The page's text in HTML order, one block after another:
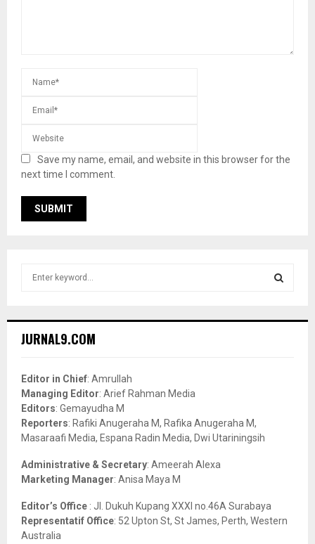
Save my name, email, and website in this browser for the
next time I comment.
h
o
r
:
JURNAL9.COM
Editor in Chief: Amrullah
Managing Editor: Arief Rahman Media
Editors: Gemayudha M
Reporters: Rafiki Anugeraha M, Rafika Anugeraha M,
Masaraafi Media, Espana Radin Media, Dwi Utariningsih
Administrative & Secretary: Ameerah Alexa
Marketing Manager: Anisa Maya M
Editor’s Office : Jl. Dukuh Kupang XXXI no.46A Surabaya
Representatif Office: 52 Upton St, St James, Perth, Western
Australia